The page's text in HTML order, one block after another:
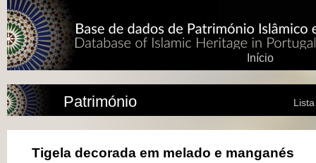
Início
Património
Tigela decorada em melado e manganés